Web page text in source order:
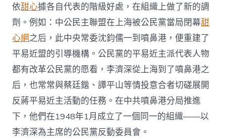
依甜心據各自代表的階級好處，在組織上做了新的調
劑。例如：中公民主聯盟在上海被公民黨當局閉幕甜
心網之后，此中央常委沈鈞儒一到噴鼻港，便重建了
平易近盟的引導機構。公民黨的平易近主派代表人物
都有改革公民黨的愿看，李濟深從上海到了噴鼻港之
后，也常常與蔡廷鍇、譚平山等情投意合者切磋展開
反蔣平易近主活動的任務。在中共噴鼻港分局推進
下，他們在1948年1月成立了一個同一的組織——以
李濟深為主席的公民黨反動委員會。